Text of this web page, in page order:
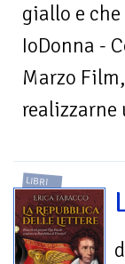
giallo e
IoDonna -
Marzo
realizzarne
LIBRI